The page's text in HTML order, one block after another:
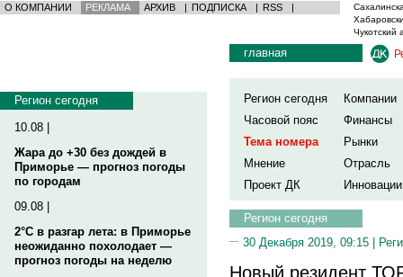
О КОМПАНИИ РЕКЛАМА АРХИВ | ПОДПИСКА | RSS |
Чукотский
Регион сегодня
10.08 |
Жара до +30 без дождей в
Приморье — прогноз погоды
по городам
09.08 |
2°C в разгар лета: в Приморье
неожиданно похолодает —
прогноз погоды на неделю
главная
Регион сегодня
Компании
Часовой пояс
Финансы
Тема номера
Рынки
Мнение
Отрасль
Проект ДК
Инновации
Регион сегодня
30 Декабря 2019, 09:15 |
Новый резидент